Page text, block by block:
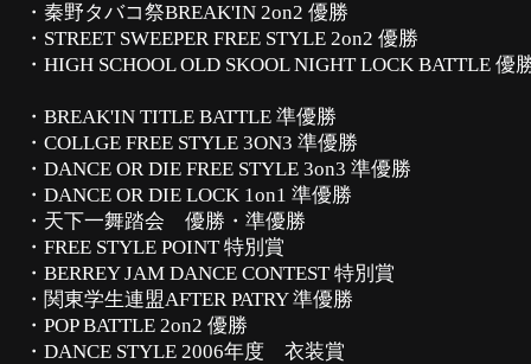
・秦野タバコ祭BREAK'IN 2on2 優勝
・STREET SWEEPER FREE STYLE 2on2 優勝
・HIGH SCHOOL OLD SKOOL NIGHT LOCK
・BREAK'IN TITLE BATTLE 準優勝
・COLLGE FREE STYLE 3ON3 準優勝
・DANCE OR DIE FREE STYLE 3on3 準優勝
・DANCE OR DIE LOCK 1on1 準優勝
・天下一舞踏会 優勝・準優勝
・FREE STYLE POINT 特別賞
・BERREY JAM DANCE CONTEST 特別賞
・関東学生連盟AFTER PATRY 準優勝
・POP BATTLE 2on2 優勝
・DANCE STYLE 2006年度 衣装賞